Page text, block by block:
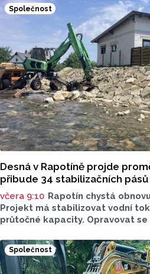
Společnost
Desná v Rapotíně projde
přibude 34 stabilizačních pásů
včera 9:10 Rapotín chystá
Projekt má stabilizovat vodní
průtočné kapacity. Opravovat
samostatných stavebních
Společnost